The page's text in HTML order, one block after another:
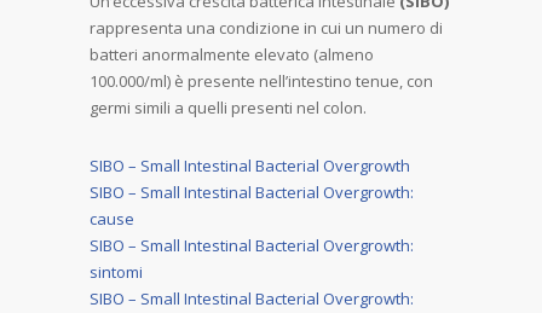
rappresenta una condizione in cui un numero di
batteri anormalmente elevato (almeno
100.000/ml) è presente nell’intestino tenue, con
germi simili a quelli presenti nel colon.
SIBO – Small Intestinal Bacterial Overgrowth
SIBO – Small Intestinal Bacterial Overgrowth:
cause
SIBO – Small Intestinal Bacterial Overgrowth:
sintomi
SIBO – Small Intestinal Bacterial Overgrowth: